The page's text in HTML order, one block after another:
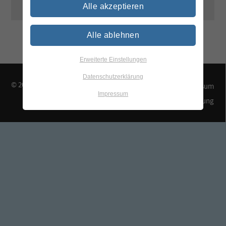
© 2026 TEGEWA e.V.
Impressum
Datenschutzerklärung
Alle akzeptieren
Alle ablehnen
Erweiterte Einstellungen
Datenschutzerklärung
Impressum